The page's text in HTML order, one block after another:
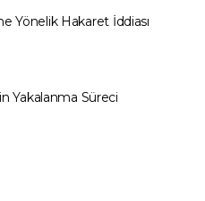
Yönelik Hakaret İddiası
Yakalanma Süreci